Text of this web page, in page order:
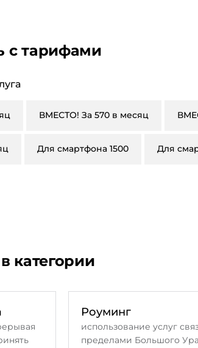
с тарифами
ВМЕСТО! За 570 в месяц
Для смартфона 1500 Для
категории
Роуминг
использование услуг
пределами Большого